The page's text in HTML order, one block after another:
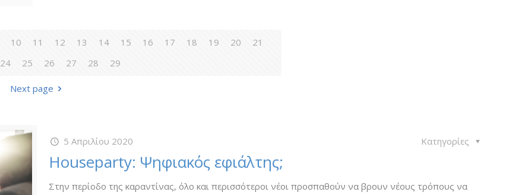
10 11 12 13 14 15 16 17 18 19 20
21
24 25 26 27 28 29
Next page
5 Απριλίου 2020 Κατηγορίες
Houseparty: Ψηφιακός εφιάλτης;
Στην περίοδο της καραντίνας, όλο και περισσότεροι νέοι προσπαθούν να βρουν νέους τρόπους να